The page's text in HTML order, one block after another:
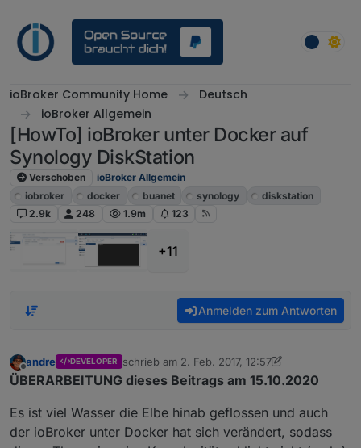
ioBroker Community Home
Deutsch
ioBroker Allgemein
[HowTo] ioBroker unter Docker auf
Synology DiskStation
Verschoben
ioBroker Allgemein
iobroker
docker buanet synology
diskstation
2.9k
248 1.9m 123
+11
Anmelden zum Antworten
Offline
andre DEVELOPER schrieb am 2. Feb. 2017, 12:57
zuletzt editiert von andre
ÜBERARBEITUNG dieses Beitrags am 15.10.2020
Es ist viel Wasser die Elbe hinab geflossen und auch
der ioBroker unter Docker hat sich verändert, sodass